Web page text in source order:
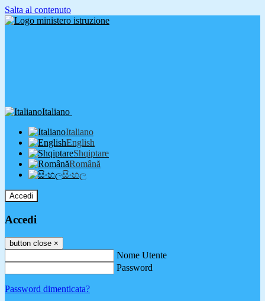
Salta al contenuto
Italiano
Italiano
English
Shqiptare
Română
සිංහල
Accedi
Accedi
button close ×
Nome Utente
Password
Password dimenticata?